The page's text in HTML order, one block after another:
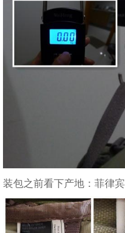
装包之前看下产地：菲律宾